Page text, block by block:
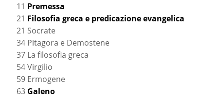
11 Premessa
21 Filosofia greca e predicazione evangelica
21 Socrate
34 Pitagora e Demostene
37 La filosofia greca
54 Virgilio
59 Ermogene
63 Galeno